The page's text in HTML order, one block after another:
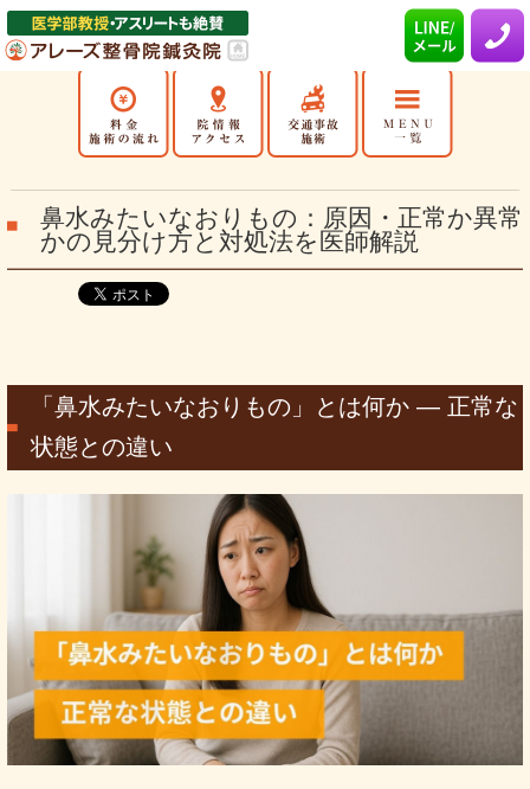
鼻水みたいなおりもの：原因・正常か異常
かの見分け方と対処法を医師解説
「鼻水みたいなおりもの」とは何か — 正常な
状態との違い